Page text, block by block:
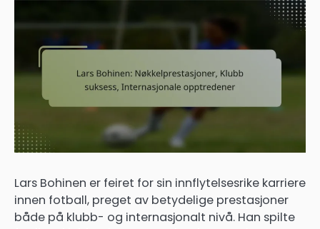
Lars Bohinen er feiret for sin innflytelsesrike karriere
innen fotball, preget av betydelige prestasjoner
både på klubb- og internasjonalt nivå. Han spilte